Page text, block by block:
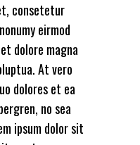
consetetur
eirmod
dolore magna
At vero
dolores et ea
no sea
ipsum dolor sit